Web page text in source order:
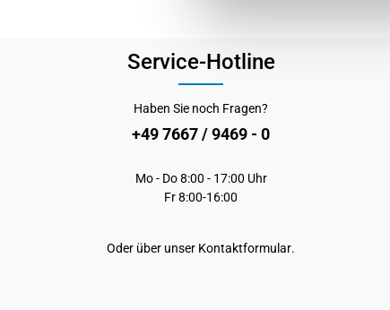
Service-Hotline
Haben Sie noch Fragen?
+49 7667 / 9469 - 0
Mo - Do 8:00 - 17:00 Uhr
Fr 8:00-16:00
Oder über unser Kontaktformular.